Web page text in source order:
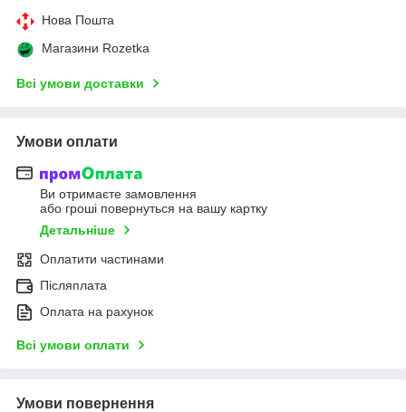
Нова Пошта
Магазини Rozetka
Всі умови доставки
Умови оплати
Ви отримаєте замовлення
або гроші повернуться на вашу картку
Детальніше
Оплатити частинами
Післяплата
Оплата на рахунок
Всі умови оплати
Умови повернення